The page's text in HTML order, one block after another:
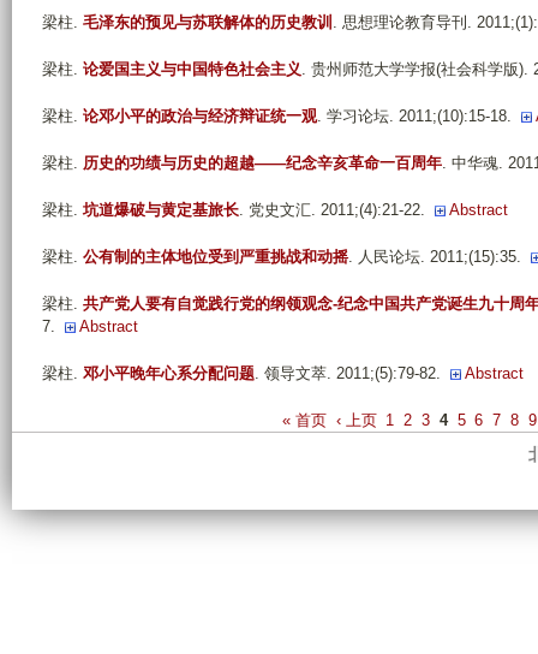
梁柱. 毛泽东的预见与苏联解体的历史教训 . 思想理论教育导刊.
梁柱. 论爱国主义与中国特色社会主义. 贵州师范大学学报(社会科学版).
梁柱. 论邓小平的政治与经济辩证统一观. 学习论坛. 2011;(10):15-18.
梁柱. 历史的功绩与历史的超越——纪念辛亥革命一百周年. 中华魂.
梁柱.坑道爆破与黄定基旅长. 党史文汇. 2011;(4):21-22. Abstract
梁柱. 公有制的主体地位受到严重挑战和动摇. 人民论坛. 2011;(15):35.
梁柱. 共产党人要有自觉践行党的纲领观念-纪念中国共产党诞生九十周
7.
Abstract
梁柱. 邓小平晚年心系分配问题. 领导文萃. 2011;(5):79-82. Abstract
e
« 首页 ‹ 上页 1 2 3 4 5 6 7 8 9